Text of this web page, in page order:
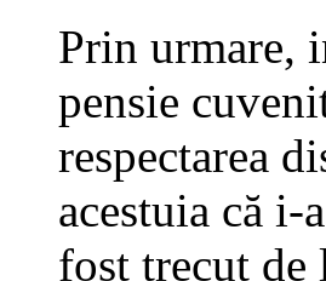
Prin urmare,
pensie
respectarea
acestuia că i-
fost trecut